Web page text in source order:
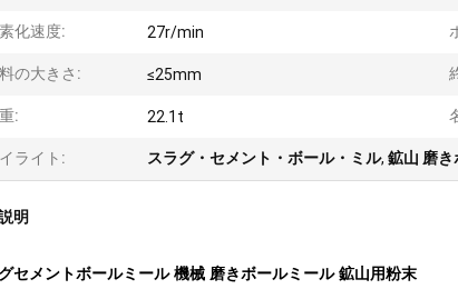
化速度: 27r/min
の大きさ: ≤25mm
: 22.1t
ライト: スラグ・セメント・ボール・ミル, 鉱山 磨
明
セメントボールミール 機械 磨きボールミール 鉱山用粉末